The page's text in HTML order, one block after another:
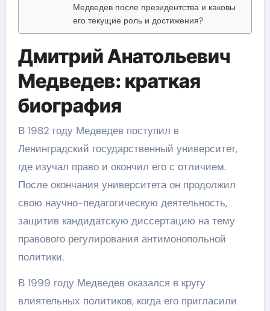
Медведев после президентства и каковы
его текущие роль и достижения?
Дмитрий Анатольевич
Медведев: краткая
биография
В 1982 году Медведев поступил в
Ленинградский государственный университет,
где изучал право и окончил его с отличием.
После окончания университета он продолжил
свою научно-педагогическую деятельность,
защитив кандидатскую диссертацию на тему
правового регулирования антимонопольной
политики.
В 1999 году Медведев оказался в кругу
влиятельных политиков, когда его пригласили